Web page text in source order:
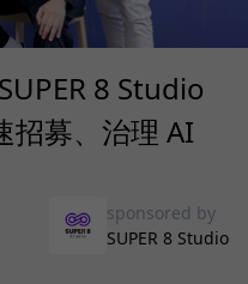
8 Studio
招募、治理 AI
sponsored by
SUPER 8 Studio